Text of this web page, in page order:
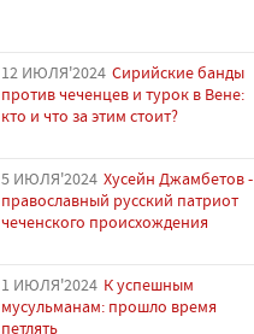
12 ИЮЛЯ'2024 Сирийские банды
против чеченцев и турок в Вене:
кто и что за этим стоит?
5 ИЮЛЯ'2024 Хусейн Джамбетов -
православный русский патриот
чеченского происхождения
1 ИЮЛЯ'2024 К успешным
мусульманам: прошло время
петлять